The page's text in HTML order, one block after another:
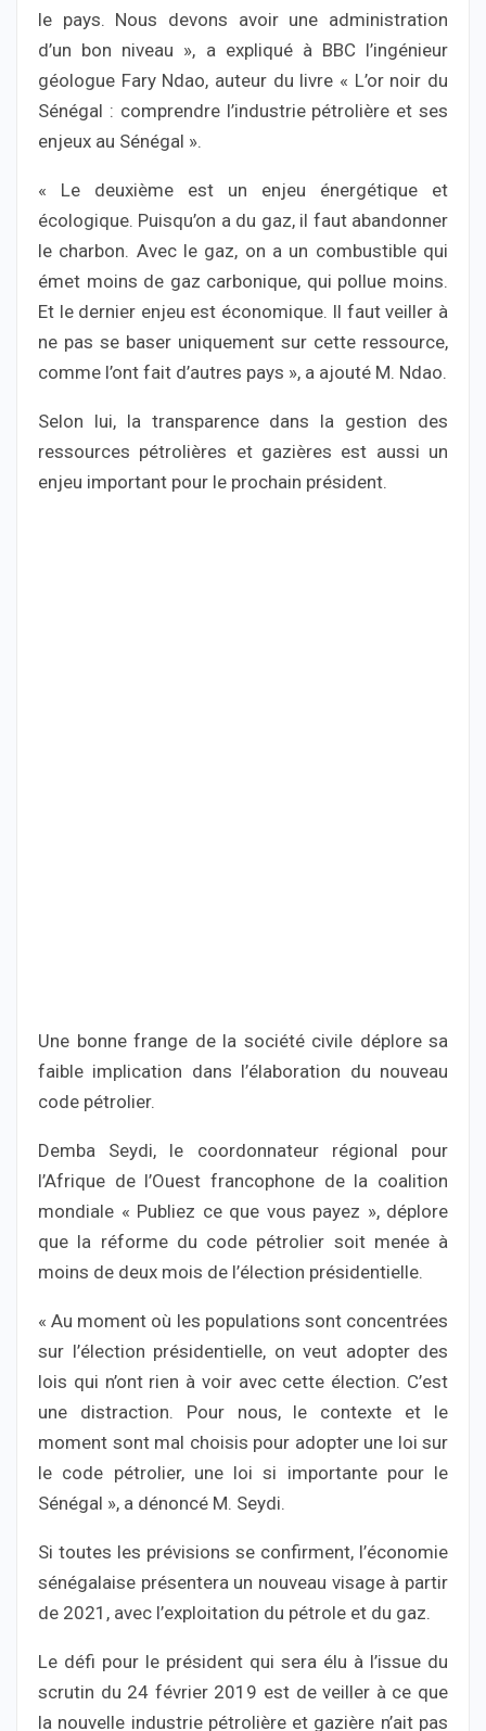
le pays. Nous devons avoir une administration
d’un bon niveau », a expliqué à BBC l’ingénieur
géologue Fary Ndao, auteur du livre « L’or noir du
Sénégal : comprendre l’industrie pétrolière et ses
enjeux au Sénégal ».
« Le deuxième est un enjeu énergétique et
écologique. Puisqu’on a du gaz, il faut abandonner
le charbon. Avec le gaz, on a un combustible qui
émet moins de gaz carbonique, qui pollue moins.
Et le dernier enjeu est économique. Il faut veiller à
ne pas se baser uniquement sur cette ressource,
comme l’ont fait d’autres pays », a ajouté M. Ndao.
Selon lui, la transparence dans la gestion des
ressources pétrolières et gazières est aussi un
enjeu important pour le prochain président.
Une bonne frange de la société civile déplore sa
faible implication dans l’élaboration du nouveau
code pétrolier.
Demba Seydi, le coordonnateur régional pour
l’Afrique de l’Ouest francophone de la coalition
mondiale « Publiez ce que vous payez », déplore
que la réforme du code pétrolier soit menée à
moins de deux mois de l’élection présidentielle.
« Au moment où les populations sont concentrées
sur l’élection présidentielle, on veut adopter des
lois qui n’ont rien à voir avec cette élection. C’est
une distraction. Pour nous, le contexte et le
moment sont mal choisis pour adopter une loi sur
le code pétrolier, une loi si importante pour le
Sénégal », a dénoncé M. Seydi.
Si toutes les prévisions se confirment, l’économie
sénégalaise présentera un nouveau visage à partir
de 2021, avec l’exploitation du pétrole et du gaz.
Le défi pour le président qui sera élu à l’issue du
scrutin du 24 février 2019 est de veiller à ce que
la nouvelle industrie pétrolière et gazière n’ait pas